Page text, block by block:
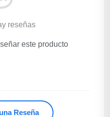
reseñas
este producto
Reseña